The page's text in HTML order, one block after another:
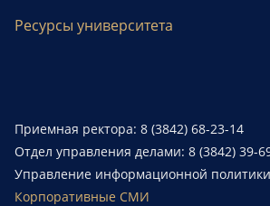
Ресурсы университета
Приемная ректора: 8 (3842) 68-23-14
Отдел управления делами: 8 (3842) 39-
Управление информационной
Корпоративные СМИ